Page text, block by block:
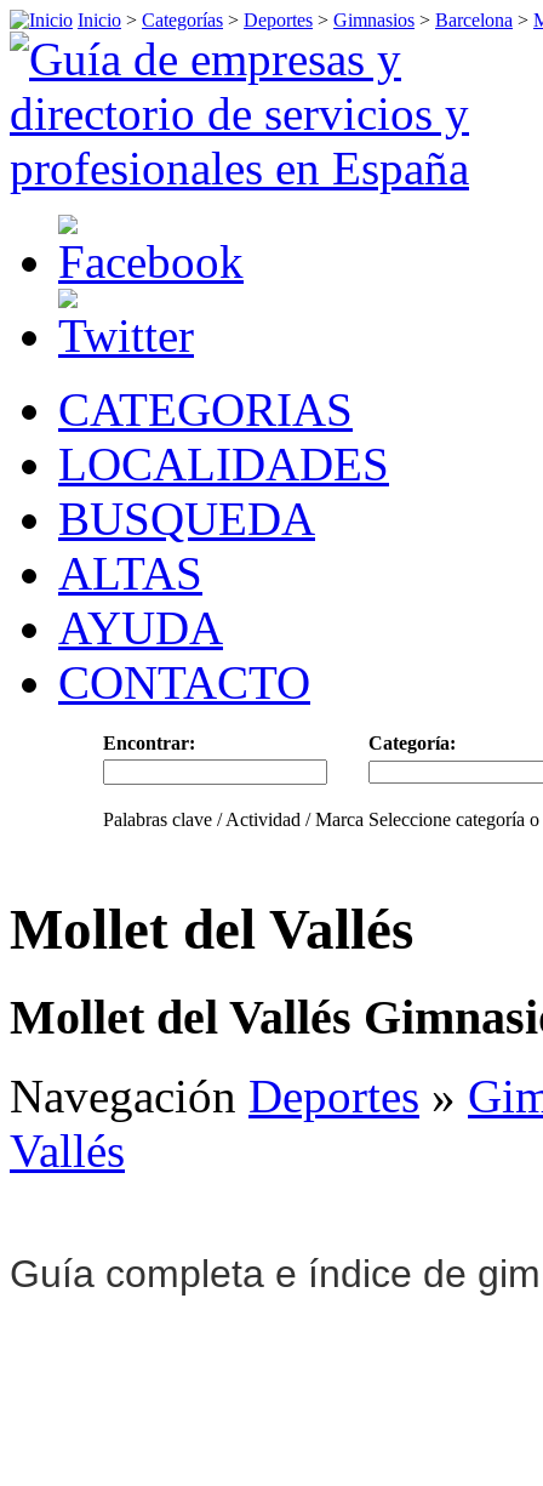
Inicio > Categorías > Deportes > Gimnasios > Barcelona >
CATEGORIAS
LOCALIDADES
BUSQUEDA
ALTAS
AYUDA
CONTACTO
Encontrar: Categoría:
Palabras clave / Actividad / Marca Seleccione categoría
Mollet del Vallés
Mollet del Vallés
Navegación Deportes »
Vallés
Guía completa e índice de